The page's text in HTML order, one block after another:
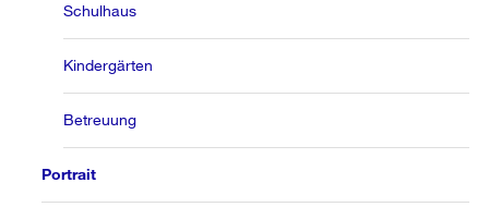
Schulhaus
Kindergärten
Betreuung
Portrait